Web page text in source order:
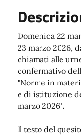
Domenica 22
23 marzo 2026,
chiamati alle
confermativo
"Norme in
e di istituzione
marzo 2026".
Il testo del